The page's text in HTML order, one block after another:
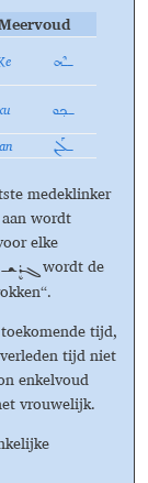
e ــܶܗ
ـܟ݂ܘ
ـܠܰܢ
medeklinker
aan wordt
elke
ܓܪܷܫـ wordt de
tijd,
tijd niet
enkelvoud
vrouwelijk.